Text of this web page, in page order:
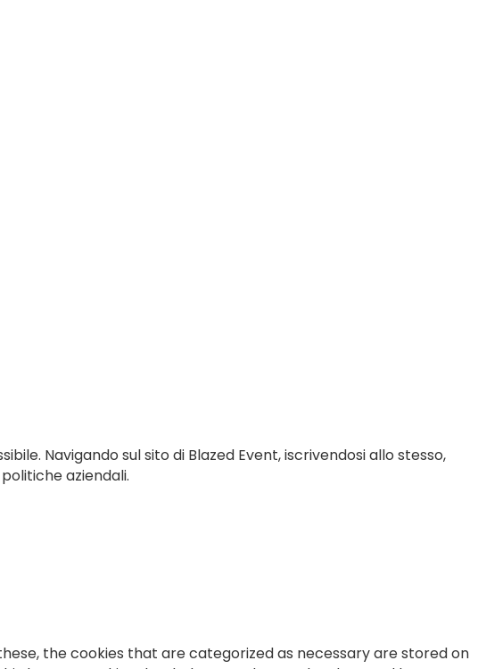
Navigando sul sito di Blazed Event, iscrivendosi allo stesso,
aziendali.
the cookies that are categorized as necessary are stored on